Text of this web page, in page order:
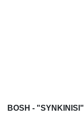
BOSH - "SYNKINISI"